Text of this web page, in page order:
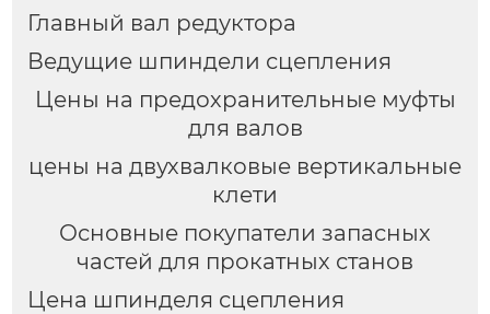
Главный вал редуктора
Ведущие шпиндели сцепления
Цены на предохранительные муфты
для валов
цены на двухвалковые вертикальные
клети
Основные покупатели запасных
частей для прокатных станов
Цена шпинделя сцепления